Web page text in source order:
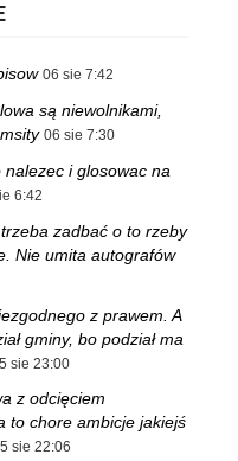
06 sie 7:42
są niewolnikami,
06 sie 7:30
i glosowac na
6:42
zadbać o to rzeby
Nie umita autografów
z prawem. A
gminy, bo podział ma
sie 23:00
z odcięciem
to chore ambicje jakiejś
sie 22:06